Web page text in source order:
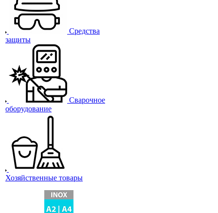
Средства
защиты
Сварочное
оборудование
Хозяйственные товары